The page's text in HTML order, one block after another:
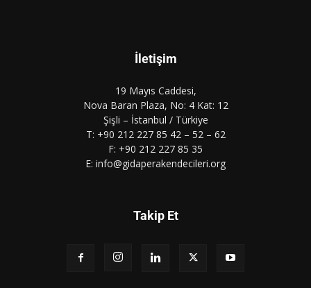
İletişim
19 Mayıs Caddesi,
Nova Baran Plaza, No: 4 Kat: 12
Şişli – İstanbul / Türkiye
T: +90 212 227 85 42 – 52 – 62
F: +90 212 227 85 35
E: info@gidaperakendecileri.org
Takip Et